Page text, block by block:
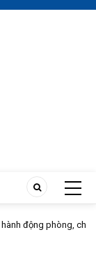
phòng, chống ma túy